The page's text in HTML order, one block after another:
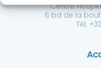
Centre
6 bd de la
Tél: